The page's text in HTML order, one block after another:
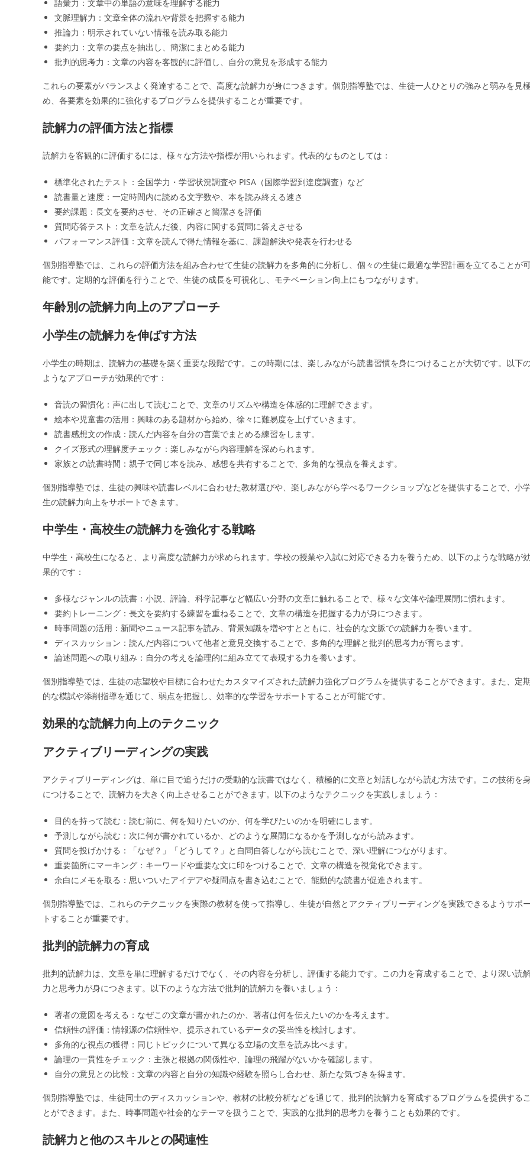
語彙力：文章中の単語の意味を理解する能力
文脈理解力：文章全体の流れや背景を把握する能力
推論力：明示されていない情報を読み取る能力
要約力：文章の要点を抽出し、簡潔にまとめる能力
批判的思考力：文章の内容を客観的に評価し、自分の意見を形成する能力
これらの要素がバランスよく発達することで、高度な読解力が身につきます。個別指導塾では、生徒一人ひとりの強みと弱みを見
め、各要素を効果的に強化するプログラムを提供することが重要です。
読解力の評価方法と指標
読解力を客観的に評価するには、様々な方法や指標が用いられます。代表的なものとしては：
標準化されたテスト：全国学力・学習状況調査や PISA（国際学習到達度調査）など
読書量と速度：一定時間内に読める文字数や、本を読み終える速さ
要約課題：長文を要約させ、その正確さと簡潔さを評価
質問応答テスト：文章を読んだ後、内容に関する質問に答えさせる
パフォーマンス評価：文章を読んで得た情報を基に、課題解決や発表を行わせる
個別指導塾では、これらの評価方法を組み合わせて生徒の読解力を多角的に分析し、個々の生徒に最適な学習計画を立てることが
能です。定期的な評価を行うことで、生徒の成長を可視化し、モチベーション向上にもつながります。
年齢別の読解力向上のアプローチ
小学生の読解力を伸ばす方法
小学生の時期は、読解力の基礎を築く重要な段階です。この時期には、楽しみながら読書習慣を身につけることが大切です。以下
ようなアプローチが効果的です：
音読の習慣化：声に出して読むことで、文章のリズムや構造を体感的に理解できます。
絵本や児童書の活用：興味のある題材から始め、徐々に難易度を上げていきます。
読書感想文の作成：読んだ内容を自分の言葉でまとめる練習をします。
クイズ形式の理解度チェック：楽しみながら内容理解を深められます。
家族との読書時間：親子で同じ本を読み、感想を共有することで、多角的な視点を養えます。
個別指導塾では、生徒の興味や読書レベルに合わせた教材選びや、楽しみながら学べるワークショップなどを提供することで、小
生の読解力向上をサポートできます。
中学生・高校生の読解力を強化する戦略
中学生・高校生になると、より高度な読解力が求められます。学校の授業や入試に対応できる力を養うため、以下のような戦略が効
果的です：
多様なジャンルの読書：小説、評論、科学記事など幅広い分野の文章に触れることで、様々な文体や論理展開に慣れます。
要約トレーニング：長文を要約する練習を重ねることで、文章の構造を把握する力が身につきます。
時事問題の活用：新聞やニュース記事を読み、背景知識を増やすとともに、社会的な文脈での読解力を養います。
ディスカッション：読んだ内容について他者と意見交換することで、多角的な理解と批判的思考力が育ちます。
論述問題への取り組み：自分の考えを論理的に組み立てて表現する力を養います。
個別指導塾では、生徒の志望校や目標に合わせたカスタマイズされた読解力強化プログラムを提供することができます。また、定期
的な模試や添削指導を通じて、弱点を把握し、効率的な学習をサポートすることが可能です。
効果的な読解力向上のテクニック
アクティブリーディングの実践
アクティブリーディングは、単に目で追うだけの受動的な読書ではなく、積極的に文章と対話しながら読む方法です。この技術を
につけることで、読解力を大きく向上させることができます。以下のようなテクニックを実践しましょう：
目的を持って読む：読む前に、何を知りたいのか、何を学びたいのかを明確にします。
予測しながら読む：次に何が書かれているか、どのような展開になるかを予測しながら読みます。
質問を投げかける：「なぜ？」「どうして？」と自問自答しながら読むことで、深い理解につながります。
重要箇所にマーキング：キーワードや重要な文に印をつけることで、文章の構造を視覚化できます。
余白にメモを取る：思いついたアイデアや疑問点を書き込むことで、能動的な読書が促進されます。
個別指導塾では、これらのテクニックを実際の教材を使って指導し、生徒が自然とアクティブリーディングを実践できるようサポー
トすることが重要です。
批判的読解力の育成
批判的読解力は、文章を単に理解するだけでなく、その内容を分析し、評価する能力です。この力を育成することで、より深い読
力と思考力が身につきます。以下のような方法で批判的読解力を養いましょう：
著者の意図を考える：なぜこの文章が書かれたのか、著者は何を伝えたいのかを考えます。
信頼性の評価：情報源の信頼性や、提示されているデータの妥当性を検討します。
多角的な視点の獲得：同じトピックについて異なる立場の文章を読み比べます。
論理の一貫性をチェック：主張と根拠の関係性や、論理の飛躍がないかを確認します。
自分の意見との比較：文章の内容と自分の知識や経験を照らし合わせ、新たな気づきを得ます。
個別指導塾では、生徒同士のディスカッションや、教材の比較分析などを通じて、批判的読解力を育成するプログラムを提供するこ
とができます。また、時事問題や社会的なテーマを扱うことで、実践的な批判的思考力を養うことも効果的です。
読解力と他のスキルとの関連性